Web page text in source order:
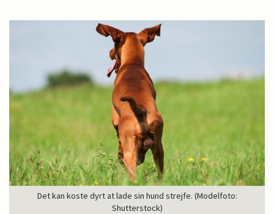
Det kan koste dyrt at lade sin hund strejfe. (Modelfoto:
Shutterstock)